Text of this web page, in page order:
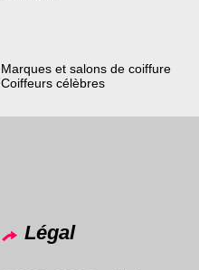
Marques et salons de coiffure
Coiffeurs célèbres
Légal